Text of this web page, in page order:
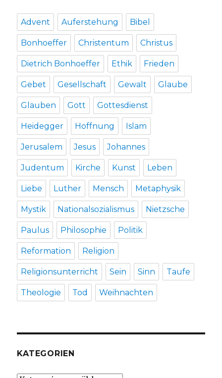
Advent Auferstehung Bibel
Bonhoeffer Christentum Christus
Dietrich Bonhoeffer Ethik Frieden
Gebet Gesellschaft Gewalt Glaube
Glauben Gott Gottesdienst
Heidegger Hoffnung Islam
Jerusalem Jesus Johannes
Judentum Kirche Kunst Leben
Liebe Luther Mensch Metaphysik
Mystik Nationalsozialismus Nietzsche
Paulus Philosophie Politik
Reformation Religion
Religionsunterricht Sein Sinn Taufe
Theologie Tod Weihnachten
KATEGORIEN